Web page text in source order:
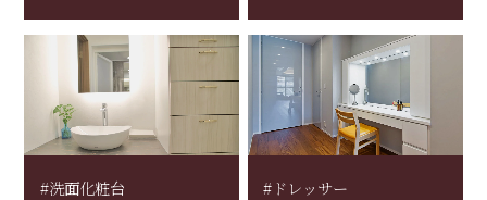
#洗面化粧台 #ドレッサー